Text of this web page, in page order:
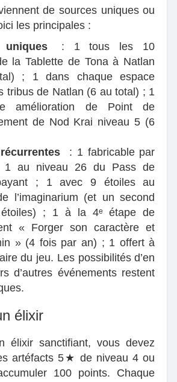
de sources uniques ou
les principales :
uniques
: 1 tous les 10
la Tablette de Tona à Natlan
; 1 dans chaque espace
tribus de Natlan (6 au total) ; 1
amélioration de Point de
de Nod Krai niveau 5 (6
: 1 fabricable par
1 au niveau 26 du Pass de
; 1 avec 9 étoiles au
l’imaginarium (et un second
; 1 à la 4ᵉ étape de
« Forger son caractère et
» (4 fois par an) ; 1 offert à
du jeu. Les possibilités d’en
d’autres événements restent
élixir
élixir sanctifiant, vous devez
artéfacts 5★ de niveau 4 ou
100 points. Chaque